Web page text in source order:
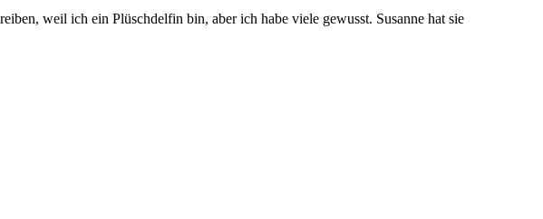
weil ich ein Plüschdelfin bin, aber ich habe viele gewusst. Susanne hat sie